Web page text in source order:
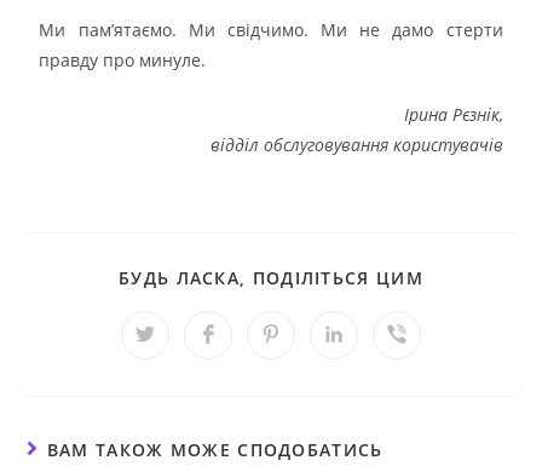
Ми пам’ятаємо. Ми свідчимо. Ми не дамо стерти
правду про минуле.
Ірина Рєзнік,
відділ обслуговування користувачів
БУДЬ ЛАСКА, ПОДІЛІТЬСЯ ЦИМ
ВАМ ТАКОЖ МОЖЕ СПОДОБАТИСЬ